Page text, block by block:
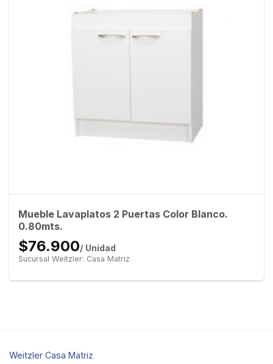
Mueble Lavaplatos 2 Puertas Color Blanco.
0.80mts.
$76.900/ Unidad
Sucursal Weitzler: Casa Matriz
Weitzler Casa Matriz